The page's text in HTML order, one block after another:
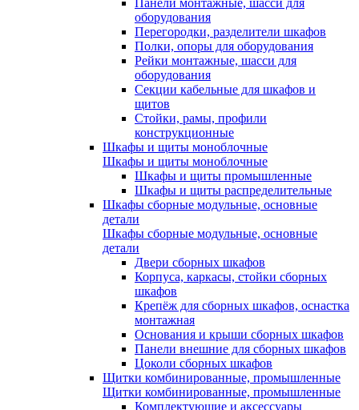
Панели монтажные, шасси для
оборудования
Перегородки, разделители шкафов
Полки, опоры для оборудования
Рейки монтажные, шасси для
оборудования
Секции кабельные для шкафов и
щитов
Стойки, рамы, профили
конструкционные
Шкафы и щиты моноблочные
Шкафы и щиты моноблочные
Шкафы и щиты промышленные
Шкафы и щиты распределительные
Шкафы сборные модульные, основные
детали
Шкафы сборные модульные, основные
детали
Двери сборных шкафов
Корпуса, каркасы, стойки сборных
шкафов
Крепёж для сборных шкафов, оснастка
монтажная
Основания и крыши сборных шкафов
Панели внешние для сборных шкафов
Цоколи сборных шкафов
Щитки комбинированные, промышленные
Щитки комбинированные, промышленные
Комплектующие и аксессуары